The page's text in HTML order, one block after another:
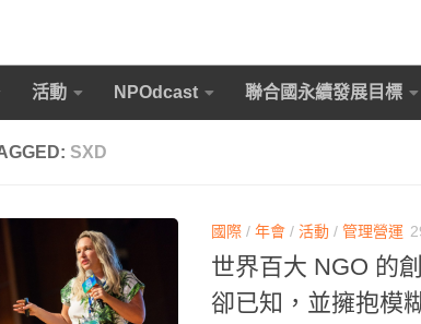
活動 NPOdcast 聯合國永續發展目標
SXD
國際 / 年會 / 活動 / 管理營運
世界百大 NGO 的
卻已知，並擁抱模